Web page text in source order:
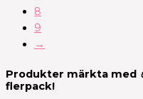
8
9
→
Produkter märkta med
flerpack!